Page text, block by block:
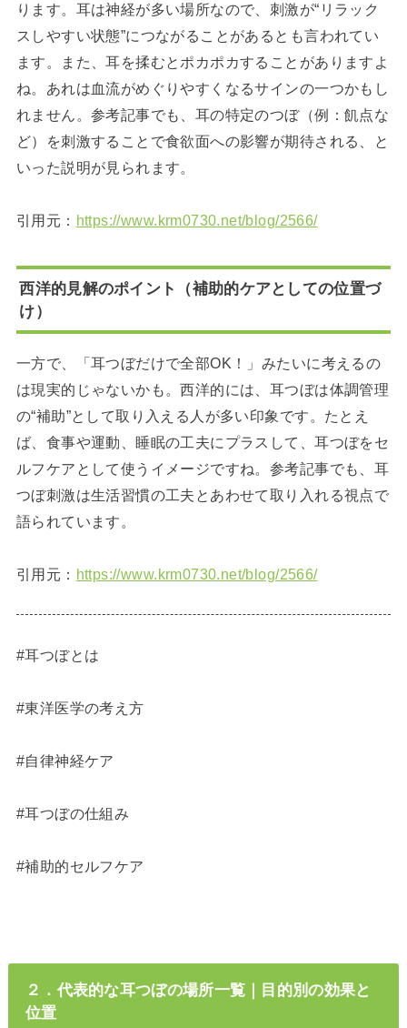
ります。耳は神経が多い場所なので、刺激が“リラック
スしやすい状態”につながることがあるとも言われてい
ます。また、耳を揉むとポカポカすることがありますよ
ね。あれは血流がめぐりやすくなるサインの一つかもし
れません。参考記事でも、耳の特定のつぼ（例：飢点な
ど）を刺激することで食欲面への影響が期待される、と
いった説明が見られます。
引用元： https://www.krm0730.net/blog/2566/
西洋的見解のポイント（補助的ケアとしての位置づ
け）
一方で、「耳つぼだけで全部OK！」みたいに考えるの
は現実的じゃないかも。西洋的には、耳つぼは体調管理
の“補助”として取り入える人が多い印象です。たとえ
ば、食事や運動、睡眠の工夫にプラスして、耳つぼをセ
ルフケアとして使うイメージですね。参考記事でも、耳
つぼ刺激は生活習慣の工夫とあわせて取り入れる視点で
語られています。
引用元： https://www.krm0730.net/blog/2566/
#耳つぼとは
#東洋医学の考え方
#自律神経ケア
#耳つぼの仕組み
#補助的セルフケア
２．代表的な耳つぼの場所一覧｜目的別の効果と
位置